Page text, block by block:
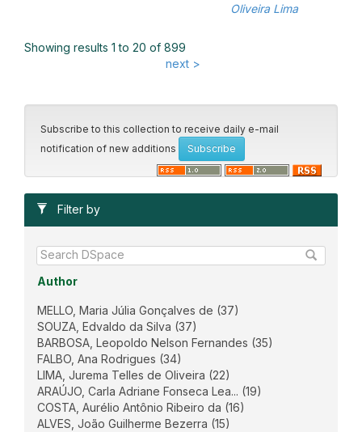
Oliveira Lima
Showing results 1 to 20 of 899
next >
Subscribe to this collection to receive daily e-mail
notification of new additions
Filter by
Author
MELLO, Maria Júlia Gonçalves de (37)
SOUZA, Edvaldo da Silva (37)
BARBOSA, Leopoldo Nelson Fernandes (35)
FALBO, Ana Rodrigues (34)
LIMA, Jurema Telles de Oliveira (22)
ARAÚJO, Carla Adriane Fonseca Lea... (19)
COSTA, Aurélio Antônio Ribeiro da (16)
ALVES, João Guilherme Bezerra (15)